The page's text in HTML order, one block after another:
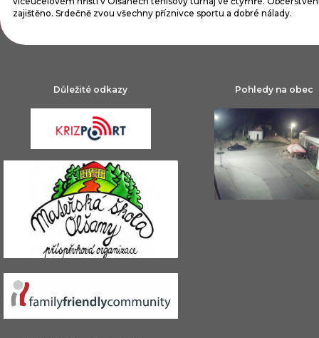
zajištěno. Srdečně zvou všechny příznivce sportu a dobré nálady.
Důležité odkazy Pohledy na obec